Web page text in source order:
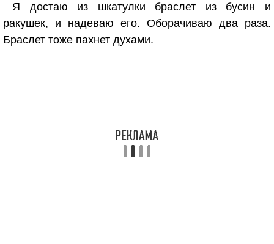
Я достаю из шкатулки браслет из бусин и
ракушек, и надеваю его. Оборачиваю два раза.
Браслет тоже пахнет духами.